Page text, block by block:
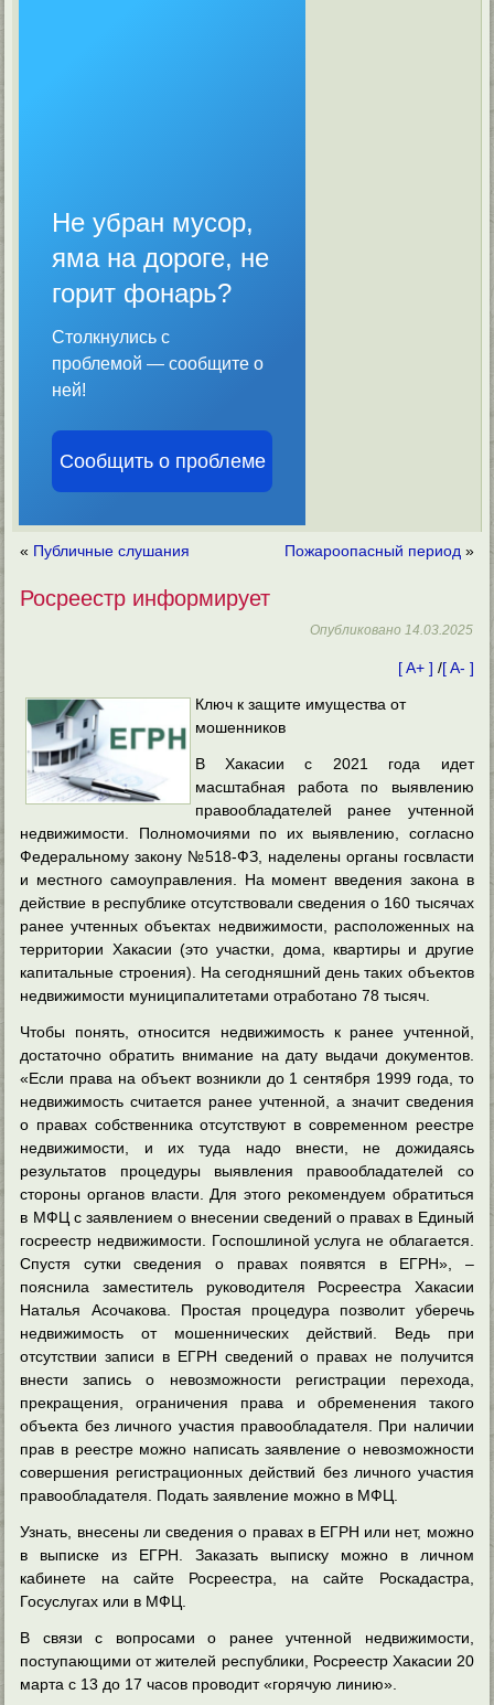
Не убран мусор,
яма на дороге, не
горит фонарь?
Столкнулись с
проблемой — сообщите о
ней!
Сообщить о проблеме
« Публичные слушания Пожароопасный период »
Росреестр информирует
Опубликовано 14.03.2025
[ A+ ] /[ A- ]
Ключ к защите имущества от
мошенников
В Хакасии с 2021 года идет
масштабная работа по выявлению
правообладателей ранее учтенной
недвижимости. Полномочиями по их выявлению, согласно
Федеральному закону №518-ФЗ, наделены органы госвласти
и местного самоуправления. На момент введения закона в
действие в республике отсутствовали сведения о 160 тысячах
ранее учтенных объектах недвижимости, расположенных на
территории Хакасии (это участки, дома, квартиры и другие
капитальные строения). На сегодняшний день таких объектов
недвижимости муниципалитетами отработано 78 тысяч.
Чтобы понять, относится недвижимость к ранее учтенной,
достаточно обратить внимание на дату выдачи документов.
«Если права на объект возникли до 1 сентября 1999 года, то
недвижимость считается ранее учтенной, а значит сведения
о правах собственника отсутствуют в современном реестре
недвижимости, и их туда надо внести, не дожидаясь
результатов процедуры выявления правообладателей со
стороны органов власти. Для этого рекомендуем обратиться
в МФЦ с заявлением о внесении сведений о правах в Единый
госреестр недвижимости. Госпошлиной услуга не облагается.
Спустя сутки сведения о правах появятся в ЕГРН», –
пояснила заместитель руководителя Росреестра Хакасии
Наталья Асочакова. Простая процедура позволит уберечь
недвижимость от мошеннических действий. Ведь при
отсутствии записи в ЕГРН сведений о правах не получится
внести запись о невозможности регистрации перехода,
прекращения, ограничения права и обременения такого
объекта без личного участия правообладателя. При наличии
прав в реестре можно написать заявление о невозможности
совершения регистрационных действий без личного участия
правообладателя. Подать заявление можно в МФЦ.
Узнать, внесены ли сведения о правах в ЕГРН или нет, можно
в выписке из ЕГРН. Заказать выписку можно в личном
кабинете на сайте Росреестра, на сайте Роскадастра,
Госуслугах или в МФЦ.
В связи с вопросами о ранее учтенной недвижимости,
поступающими от жителей республики, Росреестр Хакасии 20
марта с 13 до 17 часов проводит «горячую линию».